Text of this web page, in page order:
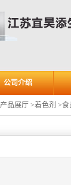
公司介绍
产品展厅 >着色剂 >食